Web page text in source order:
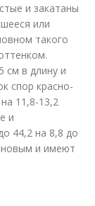
и закатаны
или
такого
см в длину и
спор красно-
11,8-13,2
и
44,2 на 8,8 до
и имеют